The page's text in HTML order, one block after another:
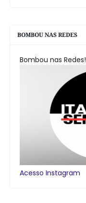
BOMBOU NAS REDES
Bombou nas Redes!
Acesso Instagram